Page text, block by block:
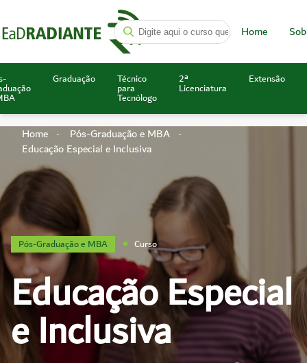
Home
Graduação Técnico
para
Tecnólogo
2ª
Licenciatura
Extensão
Home
Pós-Graduação e MBA
Educação Especial e Inclusiva
Pós-Graduação e MBA Curso
Educação Especial
e Inclusiva